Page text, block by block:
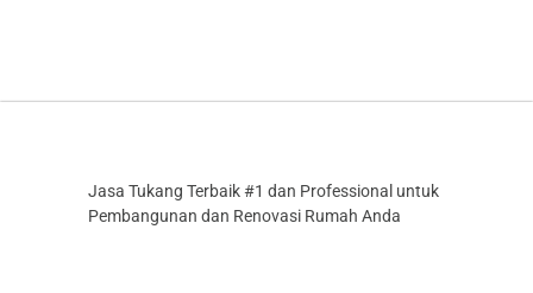
Jasa Tukang Terbaik #1 dan Professional untuk
Pembangunan dan Renovasi Rumah Anda